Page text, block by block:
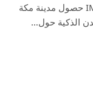
أعلن مؤشر المعهد الدولي للتنمية الإدارية IMD حصول مدينة مكة